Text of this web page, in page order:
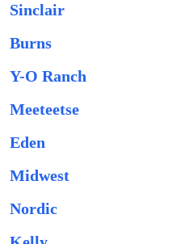
Sinclair
Burns
Y-O Ranch
Meeteetse
Eden
Midwest
Nordic